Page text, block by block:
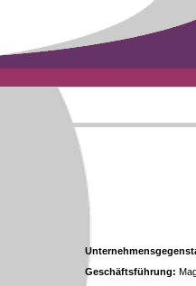
Geschäftsführung: